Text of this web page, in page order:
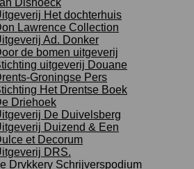
Dishoeck
Het dochterhuis
Lawrence Collection
Ad. Donker
de bomen uitgeverij
uitgeverij Douane
Groningse Pers
Het Drentse Boek
Driehoek
De Duivelsberg
Duizend & Een
et Decorum
DRS.
Drvkkery Schrijverspodium